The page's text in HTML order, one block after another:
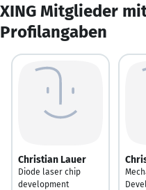
XING Mitglieder
Profilangaben
Christian Lauer
Diode laser chip
development